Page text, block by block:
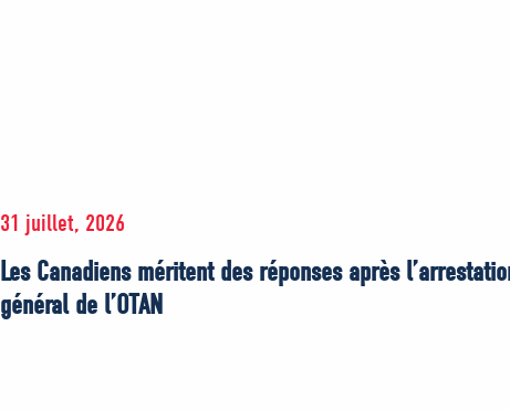
31 juillet, 2026
Les Canadiens méritent des réponses après
général de l’OTAN